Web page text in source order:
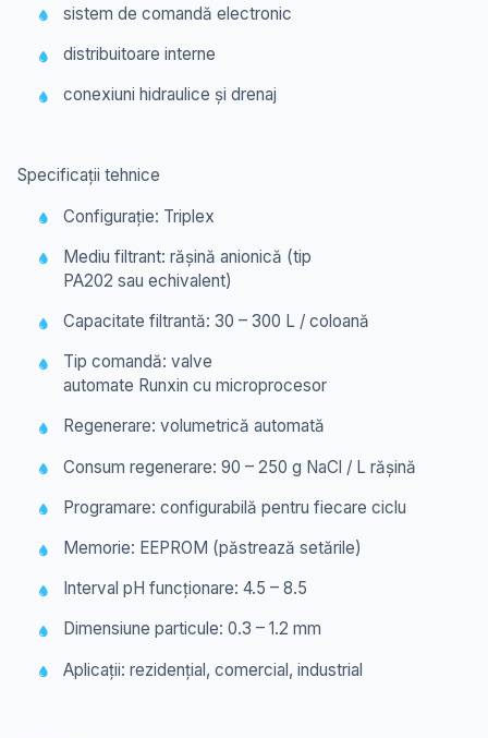
sistem de comandă electronic
distribuitoare interne
conexiuni hidraulice și drenaj
Specificații tehnice
Configurație: Triplex
Mediu filtrant: rășină anionică (tip
PA202 sau echivalent)
Capacitate filtrantă: 30 – 300 L / coloană
Tip comandă: valve
automate Runxin cu microprocesor
Regenerare: volumetrică automată
Consum regenerare: 90 – 250 g NaCl / L rășină
Programare: configurabilă pentru fiecare ciclu
Memorie: EEPROM (păstrează setările)
Interval pH funcționare: 4.5 – 8.5
Dimensiune particule: 0.3 – 1.2 mm
Aplicații: rezidențial, comercial, industrial